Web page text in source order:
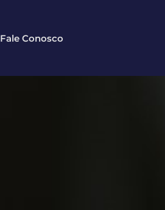
Fale Conosco